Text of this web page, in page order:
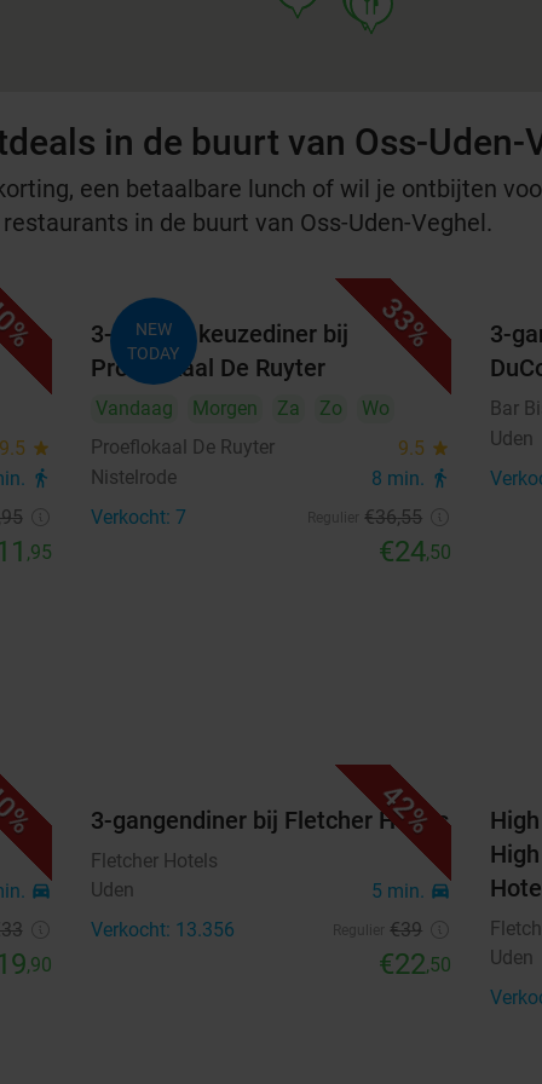
in de buurt van Oss-Uden-
een betaalbare lunch of wil je ontbijten
in de buurt van Oss-Uden-Veghel.
9.5 star
directions_walk
,95
33%
NEW
TODAY
3-gangen keuzediner bij
Proeflokaal De Ruyter
Vandaag Morgen Za Zo
Wo
Proeflokaal De Ruyter
9.5 star
Nistelrode 8 min. directions_walk
Verkocht: 7 €36,55
€24,50
3-
Bar
Uden
directions_car
,90
42%
3-gangendiner bij Fletcher Hotels
Fletcher Hotels
Uden
5 min. directions_car
Verkocht: 13.356 €39
€22,50
Uden